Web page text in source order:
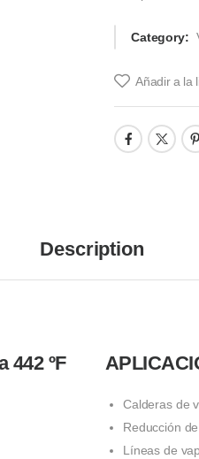
Category:
Añadir a la
Description
442 ºF
Calderas de
Reducción
Líneas de